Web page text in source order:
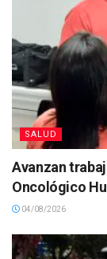
SALUD
Avanzan
Oncológico
04/08/2026